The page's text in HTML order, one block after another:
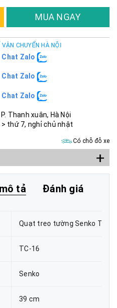
MUA NGAY
CHUYỂN HÀ NỘI
Chat Zalo
Chat Zalo
Chat Zalo
Thanh xuân, Hà Nội
thứ 7, nghỉ chủ nhật
Có chỗ đỗ xe
+
tả Đánh giá
Quạt treo tường Senko TC-
TC-16
Senko
39 cm